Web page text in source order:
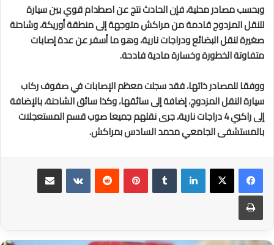
وبحسب مصادر محلية، فإن الحادث نتج عن اصطدام قوي بين سيارة
للنقل المزدوج قادمة من مراكش متوجهة إلى منطقة أوريكة، وشاحنة
صغيرة لنقل البضائع ودراجات نارية، وهو ما أسفر عن عدة إصابات
متفاوتة الخطورة وخسارة مادية فادحة.
ووفقا للمصادر ذاتها، فقد سجلت معظم الإصابات في صفوف ركاب
سيارة النقل المزدوج، إضافة إلى سائقها، وكذا سائق الشاحنة، بالإضافة
إلى راكبي 4 دراجات نارية، جرى نقلهم جميعا صوب قسم المستعجلات
بالمستشفى الجامعي محمد السادس بمراكش.
لينكدإن بينتيريست
مشاركة عبر البريد
طباعة